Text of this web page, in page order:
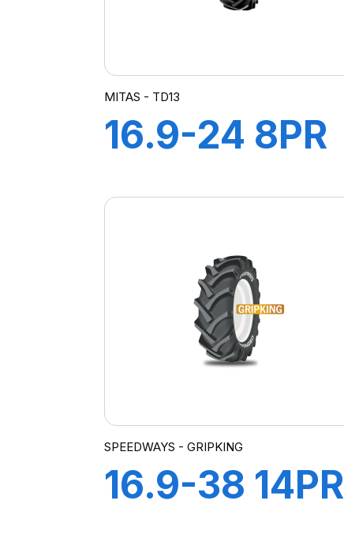
MITAS - TD13
16.9-24 8PR
SPEEDWAYS - GRIPKING
16.9-38 14PR